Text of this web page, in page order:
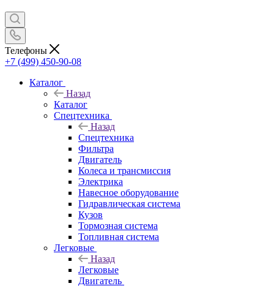
Телефоны
+7 (499) 450-90-08
Каталог
Назад
Каталог
Спецтехника
Назад
Спецтехника
Фильтра
Двигатель
Колеса и трансмиссия
Электрика
Навесное оборудование
Гидравлическая система
Кузов
Тормозная система
Топливная система
Легковые
Назад
Легковые
Двигатель